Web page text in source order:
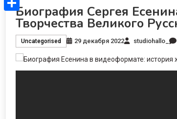
Биография Сергея
Творчества Великого
Uncategorised 29 декабря 2022 studiohallo_
Отправить